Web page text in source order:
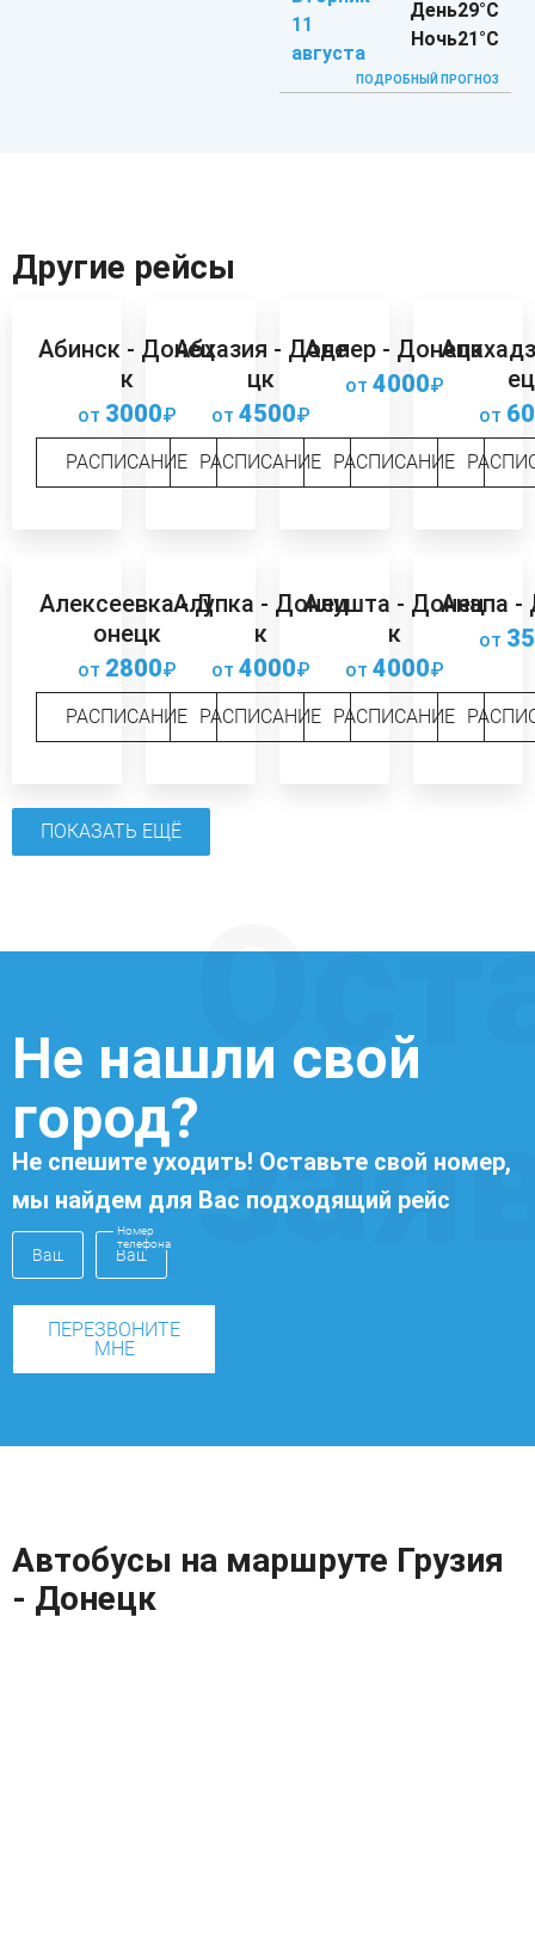
11
августа
День29°C
Ночь21°C
ПОДРОБНЫЙ ПРОГНОЗ
Другие рейсы
Абинск - Донец
к
от 3000₽
РАСПИСАНИЕ
Абхазия - Доне
цк
от 4500₽
РАСПИСАНИЕ
Адлер - Донецк
от 4000₽
РАСПИСАНИЕ
от
Алексеевка - Д
онецк
от 2800₽
РАСПИСАНИЕ
Алупка - Донец
к
от 4000₽
РАСПИСАНИЕ
Алушта - Донец
к
от 4000₽
РАСПИСАНИЕ
Анапа -
от
ПОКАЗАТЬ ЕЩЁ
Не нашли свой
город?
Не спешите уходить! Оставьте свой номер,
мы найдем для Вас подходящий рейс
Номер
телефона
ПЕРЕЗВОНИТЕ
МНЕ
Автобусы на маршруте Грузия
- Донецк